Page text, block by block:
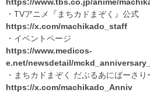
・TVアニメ『まちカドまぞく』公式
https://x.com/machikado_staff
・イベントページ
https://www.medicos-
e.net/newsdetail/
・まちカドまぞく だぶるあにばーさり
https://x.com/machikado_Anniv